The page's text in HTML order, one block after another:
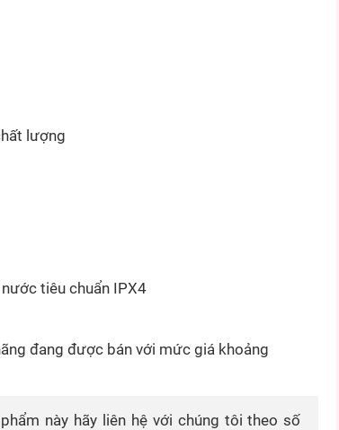
lượng
tiêu chuẩn IPX4
đang được bán với mức giá khoảng
này hãy liên hệ với chúng tôi theo số